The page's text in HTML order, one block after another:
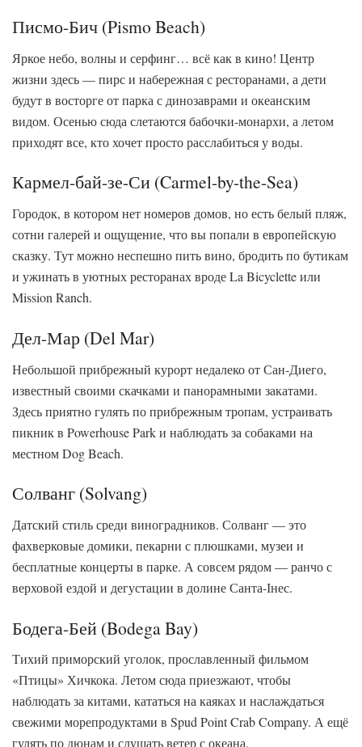
Писмо-Бич (Pismo Beach)
Яркое небо, волны и серфинг… всё как в кино! Центр
жизни здесь — пирс и набережная с ресторанами, а дети
будут в восторге от парка с динозаврами и океанским
видом. Осенью сюда слетаются бабочки-монархи, а летом
приходят все, кто хочет просто расслабиться у воды.
Кармел-бай-зе-Си (Carmel-by-the-Sea)
Городок, в котором нет номеров домов, но есть белый пляж,
сотни галерей и ощущение, что вы попали в европейскую
сказку. Тут можно неспешно пить вино, бродить по бутикам
и ужинать в уютных ресторанах вроде La Bicyclette или
Mission Ranch.
Дел-Мар (Del Mar)
Небольшой прибрежный курорт недалеко от Сан-Диего,
известный своими скачками и панорамными закатами.
Здесь приятно гулять по прибрежным тропам, устраивать
пикник в Powerhouse Park и наблюдать за собаками на
местном Dog Beach.
Солванг (Solvang)
Датский стиль среди виноградников. Солванг — это
фахверковые домики, пекарни с плюшками, музеи и
бесплатные концерты в парке. А совсем рядом — ранчо с
верховой ездой и дегустации в долине Санта-Інес.
Бодега-Бей (Bodega Bay)
Тихий приморский уголок, прославленный фильмом
«Птицы» Хичкока. Летом сюда приезжают, чтобы
наблюдать за китами, кататься на каяках и наслаждаться
свежими морепродуктами в Spud Point Crab Company. А ещё
гулять по дюнам и слушать ветер с океана.